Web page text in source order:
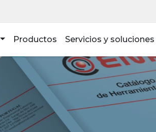
Productos Servicios y soluciones